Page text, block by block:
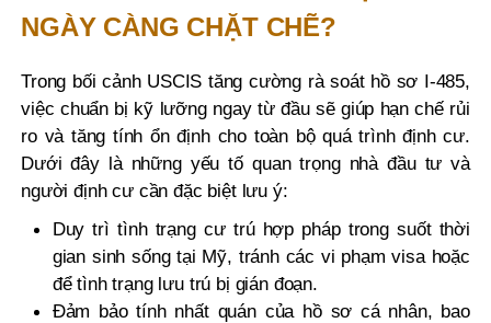
NGÀY CÀNG CHẶT CHẼ?
Trong bối cảnh USCIS tăng cường rà soát hồ sơ I-485,
việc chuẩn bị kỹ lưỡng ngay từ đầu sẽ giúp hạn chế rủi
ro và tăng tính ổn định cho toàn bộ quá trình định cư.
Dưới đây là những yếu tố quan trọng nhà đầu tư và
người định cư cần đặc biệt lưu ý:
Duy trì tình trạng cư trú hợp pháp trong suốt thời
gian sinh sống tại Mỹ, tránh các vi phạm visa hoặc
để tình trạng lưu trú bị gián đoạn.
Đảm bảo tính nhất quán của hồ sơ cá nhân, bao